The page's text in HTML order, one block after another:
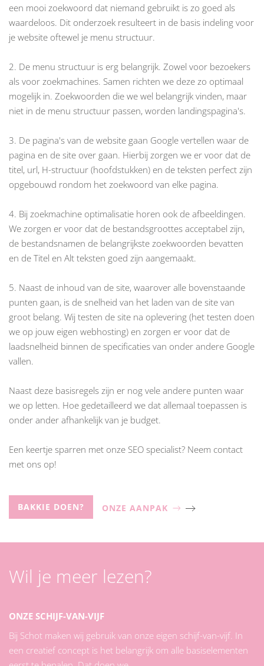
een mooi zoekwoord dat niemand gebruikt is zo goed als
waardeloos. Dit onderzoek resulteert in de basis indeling voor
je website oftewel je menu structuur.
2. De menu structuur is erg belangrijk. Zowel voor bezoekers
als voor zoekmachines. Samen richten we deze zo optimaal
mogelijk in. Zoekwoorden die we wel belangrijk vinden, maar
niet in de menu structuur passen, worden landingspagina's.
3. De pagina's van de website gaan Google vertellen waar de
pagina en de site over gaan. Hierbij zorgen we er voor dat de
titel, url, H-structuur (hoofdstukken) en de teksten perfect zijn
opgebouwd rondom het zoekwoord van elke pagina.
4. Bij zoekmachine optimalisatie horen ook de afbeeldingen.
We zorgen er voor dat de bestandsgroottes acceptabel zijn,
de bestandsnamen de belangrijkste zoekwoorden bevatten
en de Titel en Alt teksten goed zijn aangemaakt.
5. Naast de inhoud van de site, waarover alle bovenstaande
punten gaan, is de snelheid van het laden van de site van
groot belang. Wij testen de site na oplevering (het testen doen
we op jouw eigen webhosting) en zorgen er voor dat de
laadsnelheid binnen de specificaties van onder andere Google
vallen.
Naast deze basisregels zijn er nog vele andere punten waar
we op letten. Hoe gedetailleerd we dat allemaal toepassen is
onder ander afhankelijk van je budget.
Een keertje sparren met onze SEO specialist? Neem contact
met ons op!
BAKKIE DOEN? ONZE AANPAK
Wil je meer lezen?
ONZE SCHIJF-VAN-VIJF
Bij Schot maken wij gebruik van onze eigen schijf-van-vijf. In
een creatief concept is het belangrijk om alle basiselementen